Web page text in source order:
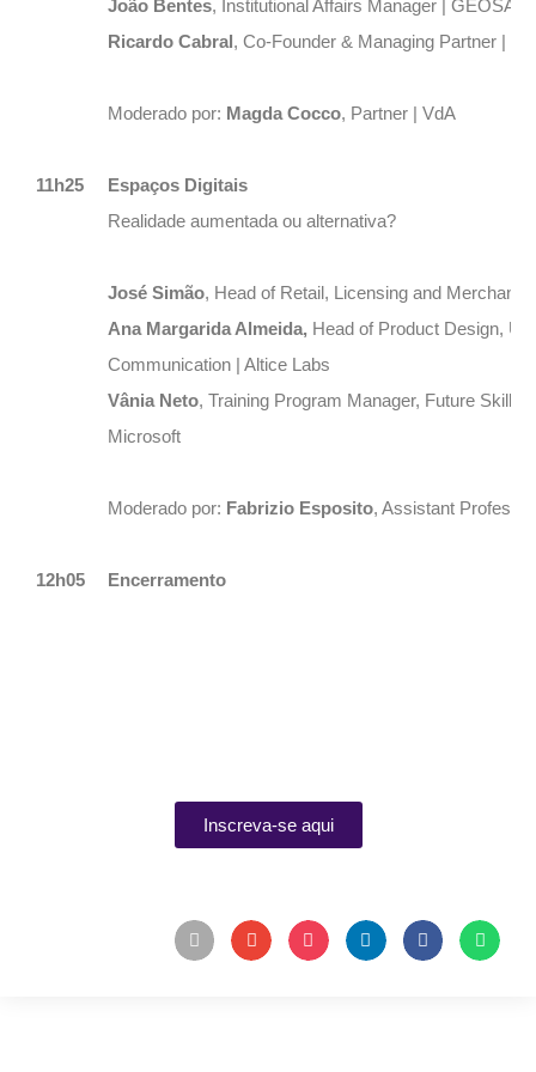
João Bentes, Institutional Affairs Manager | GEOSAT
Ricardo Cabral, Co-Founder & Managing Partner |
Moderado por: Magda Cocco, Partner | VdA
11h25
Espaços Digitais
Realidade aumentada ou alternativa?
José Simão, Head of Retail, Licensing and
Ana Margarida Almeida, Head of Product Design,
Communication | Altice Labs
Vânia Neto, Training Program Manager, Future Skills
Microsoft
Moderado por: Fabrizio Esposito, Assistant
12h05 Encerramento
Inscreva-se aqui